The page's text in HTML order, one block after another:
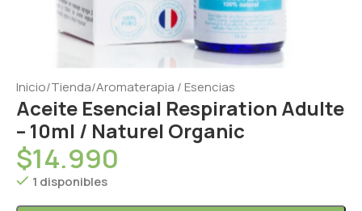
Inicio/Tienda/Aromaterapia / Esencias
Aceite Esencial Respiration Adulte
– 10ml / Naturel Organic
$14.990
1 disponibles